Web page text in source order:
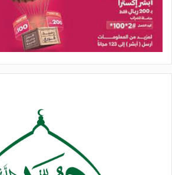
وأكد مكتب إعلام الأسرى أن ما يجري داخل
الصهيوني يمثل تصعيدًا خطيرًا بحق
احتجاز الحوامل والمريضات والقاصرات